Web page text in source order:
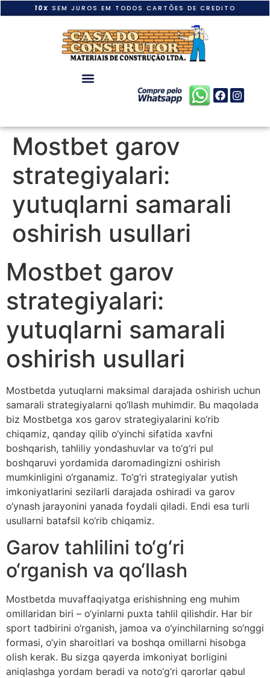
10X SEM JUROS EM TODOS CARTÕES DE CREDITO
Mostbet garov
strategiyalari:
yutuqlarni samarali
oshirish usullari
Mostbet garov
strategiyalari:
yutuqlarni samarali
oshirish usullari
Mostbetda yutuqlarni maksimal darajada oshirish uchun
samarali strategiyalarni qo‘llash muhimdir. Bu maqolada
biz Mostbetga xos garov strategiyalarini ko‘rib
chiqamiz, qanday qilib o‘yinchi sifatida xavfni
boshqarish, tahliliy yondashuvlar va to‘g‘ri pul
boshqaruvi yordamida daromadingizni oshirish
mumkinligini o‘rganamiz. To‘g‘ri strategiyalar yutish
imkoniyatlarini sezilarli darajada oshiradi va garov
o‘ynash jarayonini yanada foydali qiladi. Endi esa turli
usullarni batafsil ko‘rib chiqamiz.
Garov tahlilini to‘g‘ri
o‘rganish va qo‘llash
Mostbetda muvaffaqiyatga erishishning eng muhim
omillaridan biri – o‘yinlarni puxta tahlil qilishdir. Har bir
sport tadbirini o‘rganish, jamoa va o‘yinchilarning so‘nggi
formasi, o‘yin sharoitlari va boshqa omillarni hisobga
olish kerak. Bu sizga qayerda imkoniyat borligini
aniqlashga yordam beradi va noto‘g‘ri qarorlar qabul